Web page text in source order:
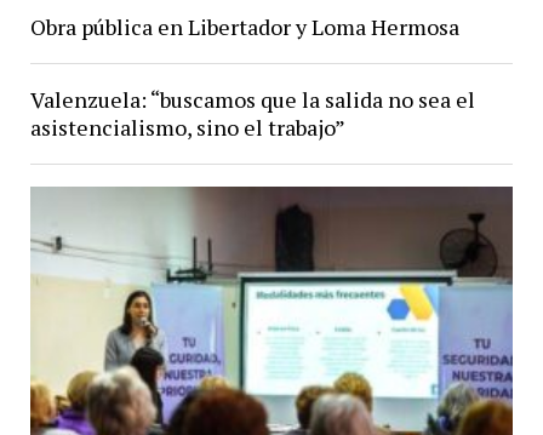
Obra pública en Libertador y Loma Hermosa
Valenzuela: “buscamos que la salida no sea el
asistencialismo, sino el trabajo”